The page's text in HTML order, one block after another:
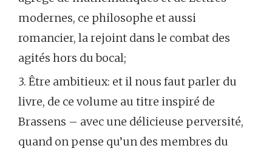
modernes, ce philosophe et aussi
romancier, la rejoint dans le combat des
agités hors du bocal;
3. Être ambitieux: et il nous faut parler du
livre, de ce volume au titre inspiré de
Brassens – avec une délicieuse perversité,
quand on pense qu’un des membres du